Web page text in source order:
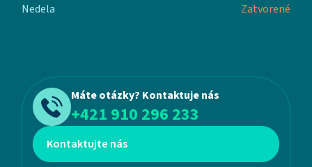
Nedela
Zatvorené
Máte otázky? Kontaktuje nás
+421 910 296 233
Kontaktujte nás